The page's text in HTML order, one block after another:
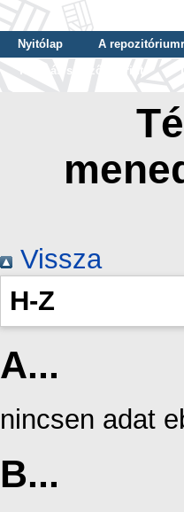
Nyitólap A
Tallózás szerző szerint
Vissza
H-Z
A...
nincsen adat
B...